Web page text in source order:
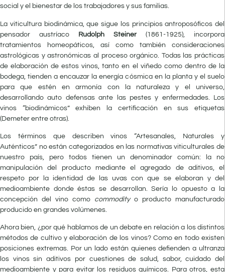
social y el bienestar de los trabajadores y sus familias.
La viticultura biodinámica, que sigue los principios antroposóficos del
pensador austríaco Rudolph Steiner(1861-1925), incorpora
tratamientos homeopáticos, así como también consideraciones
astrológicas y astronómicas al proceso orgánico. Todas las prácticas
de elaboración de estos vinos, tanto en el viñedo como dentro de la
bodega, tienden a encauzar la energía cósmica en la planta y el suelo
para que estén en armonía con la naturaleza y el universo,
desarrollando auto defensas ante las pestes y enfermedades. Los
vinos “biodinámicos” exhiben la certificación en sus etiquetas
(Demeter entre otras).
Los términos que describen vinos “Artesanales, Naturales y
Auténticos” no están categorizados en las normativas viticulturales de
nuestro país, pero todos tienen un denominador común: la no
manipulación del producto mediante el agregado de aditivos, el
respeto por la identidad de las uvas con que se elaboran y del
medioambiente donde éstas se desarrollan. Sería lo opuesto a la
concepción del vino como commodityo producto manufacturado
producido en grandes volúmenes.
Ahora bien, ¿por qué hablamos de un debate en relación a los distintos
métodos de cultivo y elaboración de los vinos? Como en todo existen
posiciones extremas. Por un lado están quienes defienden a ultranza
los vinos sin aditivos por cuestiones de salud, sabor, cuidado del
medioambiente y para evitar los residuos químicos. Para otros, esta